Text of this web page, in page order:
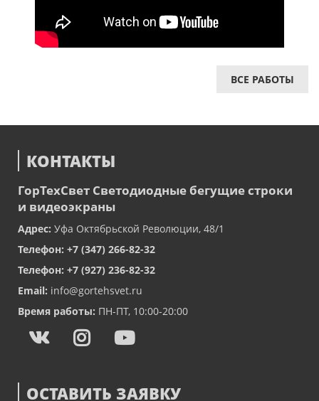
ВСЕ РАБОТЫ
КОНТАКТЫ
ГорТехСвет Светодиодные бегущие строки
и видеоэкраны
Адрес: Уфа Октябрьской Революции, 48/1
Телефон: +7 (347) 266-82-32
Телефон: +7 (927) 236-82-32
Email: info@gortehsvet.ru
Время работы: ПН-ПТ, 10:00-20:00
ОСТАВИТЬ ЗАЯВКУ